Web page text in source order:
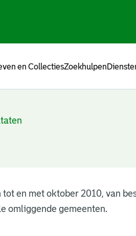
en CollectiesZoekhulpen
en met oktober 2010, van
omliggende gemeenten.